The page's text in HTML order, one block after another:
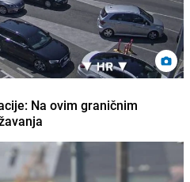
Na ovim graničnim